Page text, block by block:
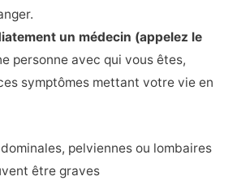
un médecin (appelez le
personne avec qui vous êtes,
symptômes mettant votre vie en
pelviennes ou lombaires
être graves